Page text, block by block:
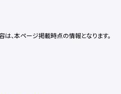
、本ページ掲載時点の情報となります。